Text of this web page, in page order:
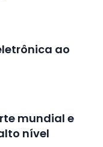
ao
mundial e
nível